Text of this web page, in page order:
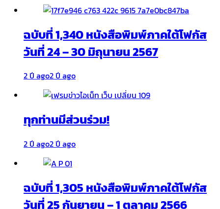
ฉบับที่ 1,340 หนังสือพิมพ์ภาคใต้โฟกัส
วันที่ 24 – 30 มิถุนายน 2567
2 ปี ago2 ปี ago
ทุกท่านมีส่วนร่วม!
2 ปี ago2 ปี ago
ฉบับที่ 1,305 หนังสือพิมพ์ภาคใต้โฟกัส
วันที่ 25 กันยายน – 1 ตุลาคม 2566